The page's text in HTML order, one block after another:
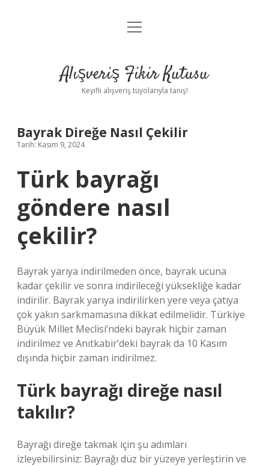
Anasayfa
Yasal Uyarı
menüyü
Alışveriş Fikir Kutusu
Keyifli alışveriş tüyolarıyla tanış!
Bayrak Direğe Nasıl Çekilir
Tarih: Kasım 9, 2024
Türk bayrağı
göndere nasıl
çekilir?
Bayrak yarıya indirilmeden önce, bayrak ucuna
kadar çekilir ve sonra indirileceği yüksekliğe kadar
indirilir. Bayrak yarıya indirilirken yere veya çatıya
çok yakın sarkmamasına dikkat edilmelidir. Türkiye
Büyük Millet Meclisi’ndeki bayrak hiçbir zaman
indirilmez ve Anıtkabir’deki bayrak da 10 Kasım
dışında hiçbir zaman indirilmez.
Türk bayrağı direğe nasıl
takılır?
Bayrağı direğe takmak için şu adımları
izleyebilirsiniz: Bayrağı düz bir yüzeye yerleştirin ve